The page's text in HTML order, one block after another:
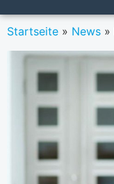
Startseite » News »